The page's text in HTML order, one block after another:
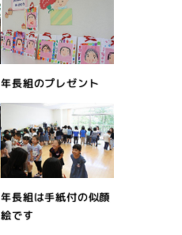
年長組のプレゼント
年長組は手紙付の似顔
絵です